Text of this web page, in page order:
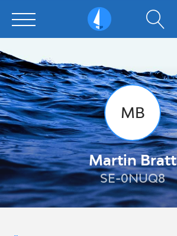
Sailarena
MB
Martin Bratt
SE-0NUQ8